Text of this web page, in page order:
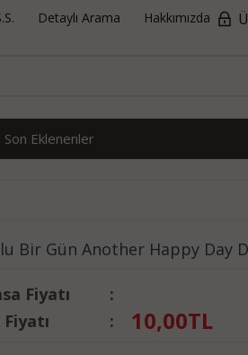
Detaylı Arama Hakkımızda
Son Eklenenler
Bir Gün Another Happy Day
Fiyatı
:
: 10,00TL